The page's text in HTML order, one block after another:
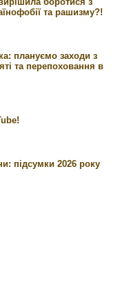
та рашизму?!
плануємо заходи з
та перепоховання в
підсумки 2026 року